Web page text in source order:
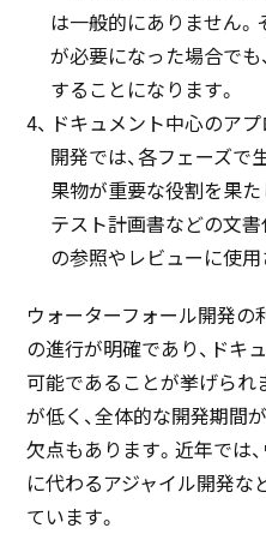
は一般的にありません。
が必要になった場合で
することになります。
ドキュメント中心のア
開発では、各フェーズ
果物が重要な役割を果た
テスト計画書などの文
の参照やレビューに使用
ウォーターフォール開発の
の進行が明確であり、ドキ
可能であることが挙げられ
が低く、全体的な開発期間
欠点もあります。近年では
に代わるアジャイル開発な
ています。